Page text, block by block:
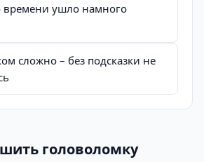
ушло намного
сложно – без подсказки не
головоломку